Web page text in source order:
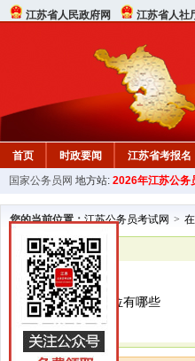
江苏省人民政府网 江苏省人社
首页 时政要闻 江苏省考报名
国家公务员网 地方站: 2026年江苏公务
您的当前位置：江苏公务员考试网 >
已解决
无锡公务员
医学技术报考岗位有哪些